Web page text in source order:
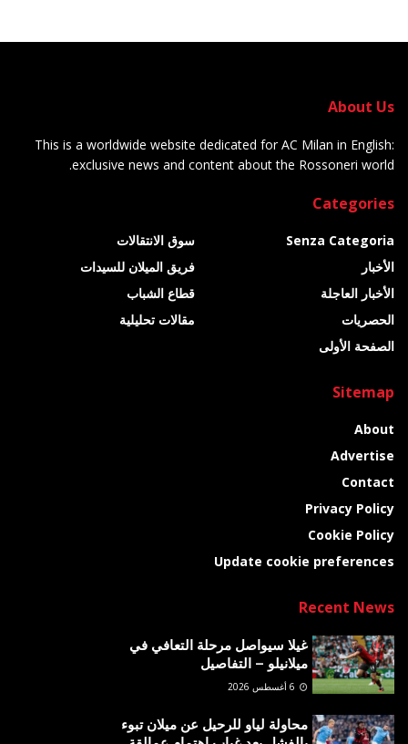
About Us
This is a worldwide website dedicated for AC Milan in English:
exclusive news and content about the Rossoneri world.
Categories
Senza Categoria
الأخبار
الأخبار العاجلة
الحصريات
الصفحة الأولى
سوق الانتقالات
فريق الميلان للسيدات
قطاع الشباب
مقالات تحليلية
Sitemap
About
Advertise
Contact
Privacy Policy
Cookie Policy
Update cookie preferences
Recent News
غيلا سيواصل مرحلة التعافي في
ميلانيلو – التفاصيل
محاولة لياو للرحيل عن ميلان تبوء